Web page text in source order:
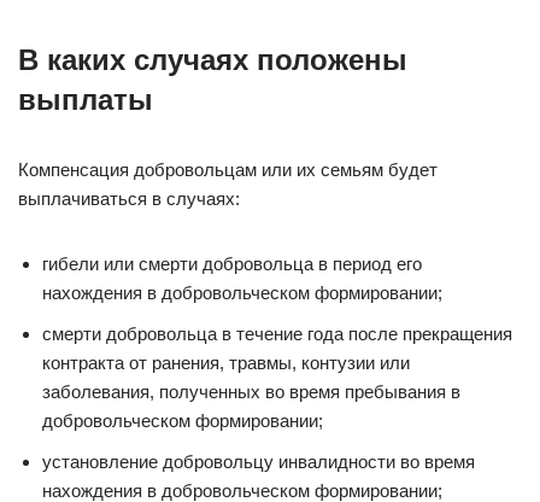
В каких случаях положены
выплаты
Компенсация добровольцам или их семьям будет
выплачиваться в случаях:
гибели или смерти добровольца в период его
нахождения в добровольческом формировании;
смерти добровольца в течение года после прекращения
контракта от ранения, травмы, контузии или
заболевания, полученных во время пребывания в
добровольческом формировании;
установление добровольцу инвалидности во время
нахождения в добровольческом формировании;